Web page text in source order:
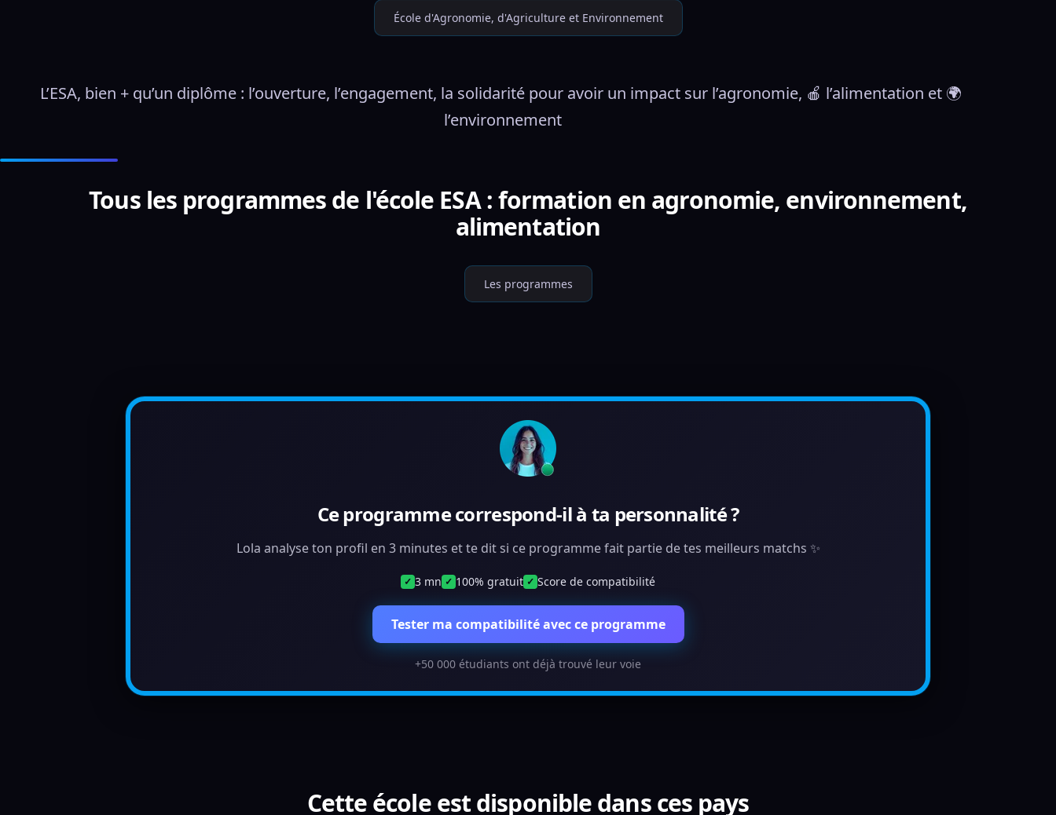
École d'Agronomie, d'Agriculture et Environnement
L’ESA, bien + qu’un diplôme : l’ouverture, l’engagement, la solidarité pour avoir un impact sur l’agronomie, 🍎 l’alimentation et 🌍
l’environnement
Tous les programmes de l'école ESA : formation en agronomie, environnement,
alimentation
Les programmes
Ce programme correspond-il à ta personnalité ?
Lola analyse ton profil en 3 minutes et te dit si ce programme fait partie de tes meilleurs matchs ✨
✓ 3 mn ✓ 100% gratuit ✓ Score de compatibilité
Tester ma compatibilité avec ce programme
+50 000 étudiants ont déjà trouvé leur voie
Cette école est disponible dans ces pays